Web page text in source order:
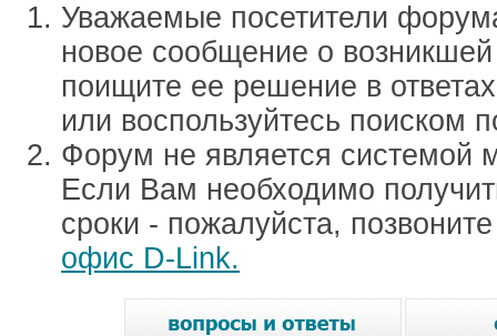
Уважаемые посетители
новое сообщение о
поищите ее решение в
или воспользуйтесь поиском
Форум не является системой
Если Вам необходимо
сроки - пожалуйста,
офис D-Link.